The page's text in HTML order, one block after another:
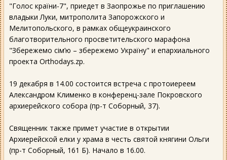
"Голос країни-7", приедет в Заопрожье по приглашению
владыки Луки, митрополита Запорожского и
Мелитопольского, в рамках общеукраинского
благотворительного просветительского марафона
"Збережемо сім’ю – збережемо Україну" и епархиального
проекта Orthodays.zp.
19 декабря в 14.00 состоится встреча с протоиереем
Александром Клименко в конференц-зале Покровского
архиерейского собора (пр-т Соборный, 37).
Священник также примет участие в открытии
Архиерейской елки у храма в честь святой княгини Ольги
(пр-т Соборный, 161 Б). Начало в 16.00.